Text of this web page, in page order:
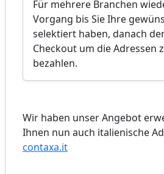
Für mehrere Branchen
Vorgang bis Sie Ihre
selektiert haben, danach
Checkout um die Adressen
bezahlen.
Wir haben unser Angebot
Ihnen nun auch italienische
contaxa.it